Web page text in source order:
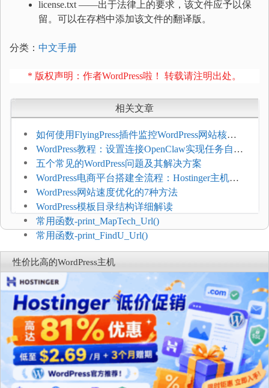
license.txt ——出于法律上的要求，该文件应予以保
留。可以在存档中添加该文件的翻译版。
分类： 中文手册
* 版权声明：作者WordPress啦！ 转载请注明出处。
相关文章
如何使用FlyingPress插件监控WordPress网站核心
网页指标（CWV）
WordPress教程：设置连接OpenClaw实现任务自动
化
五个常见的WordPress问题及其解决方案
WordPress电商平台搭建全流程：Hostinger主机一
键部署
WordPress网站速度优化的7种方法
WordPress模板目录结构详细解读
常用函数-print_MapTech_Url()
常用函数-print_FindU_Url()
性价比高的WordPress主机